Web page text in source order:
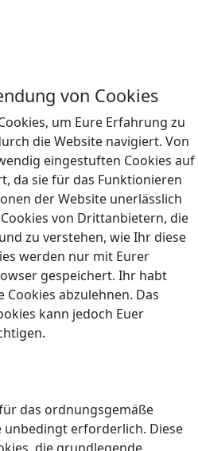
von Cookies
um Eure Erfahrung zu
die Website navigiert. Von
eingestuften Cookies auf
da sie für das Funktionieren
der Website unerlässlich
von Drittanbietern, die
zu verstehen, wie Ihr diese
werden nur mit Eurer
gespeichert. Ihr habt
abzulehnen. Das
kann jedoch Euer
das ordnungsgemäße
unbedingt erforderlich. Diese